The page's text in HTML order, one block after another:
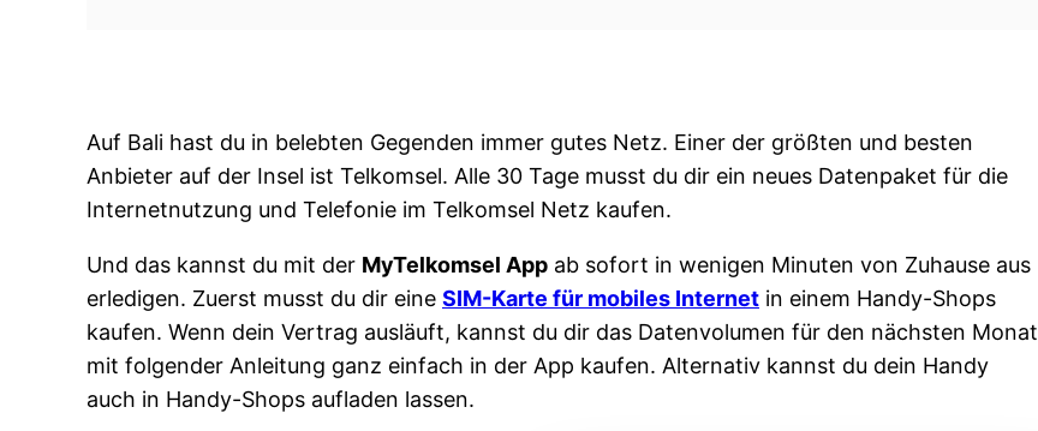
Auf Bali hast du in belebten Gegenden immer gutes Netz. Einer der größten und besten
Anbieter auf der Insel ist Telkomsel. Alle 30 Tage musst du dir ein neues Datenpaket für die
Internetnutzung und Telefonie im Telkomsel Netz kaufen.
Und das kannst du mit der MyTelkomsel App ab sofort in wenigen Minuten von Zuhause aus
erledigen. Zuerst musst du dir eine SIM-Karte für mobiles Internet in einem Handy-Shops
kaufen. Wenn dein Vertrag ausläuft, kannst du dir das Datenvolumen für den nächsten Monat
mit folgender Anleitung ganz einfach in der App kaufen. Alternativ kannst du dein Handy
auch in Handy-Shops aufladen lassen.